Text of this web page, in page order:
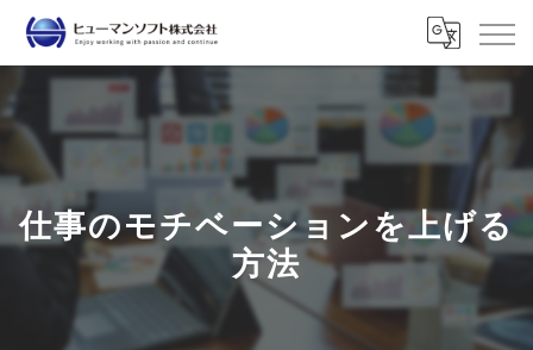
仕事のモチベーションを上げる
方法